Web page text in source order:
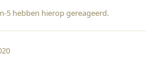
5 hebben hierop gereageerd.